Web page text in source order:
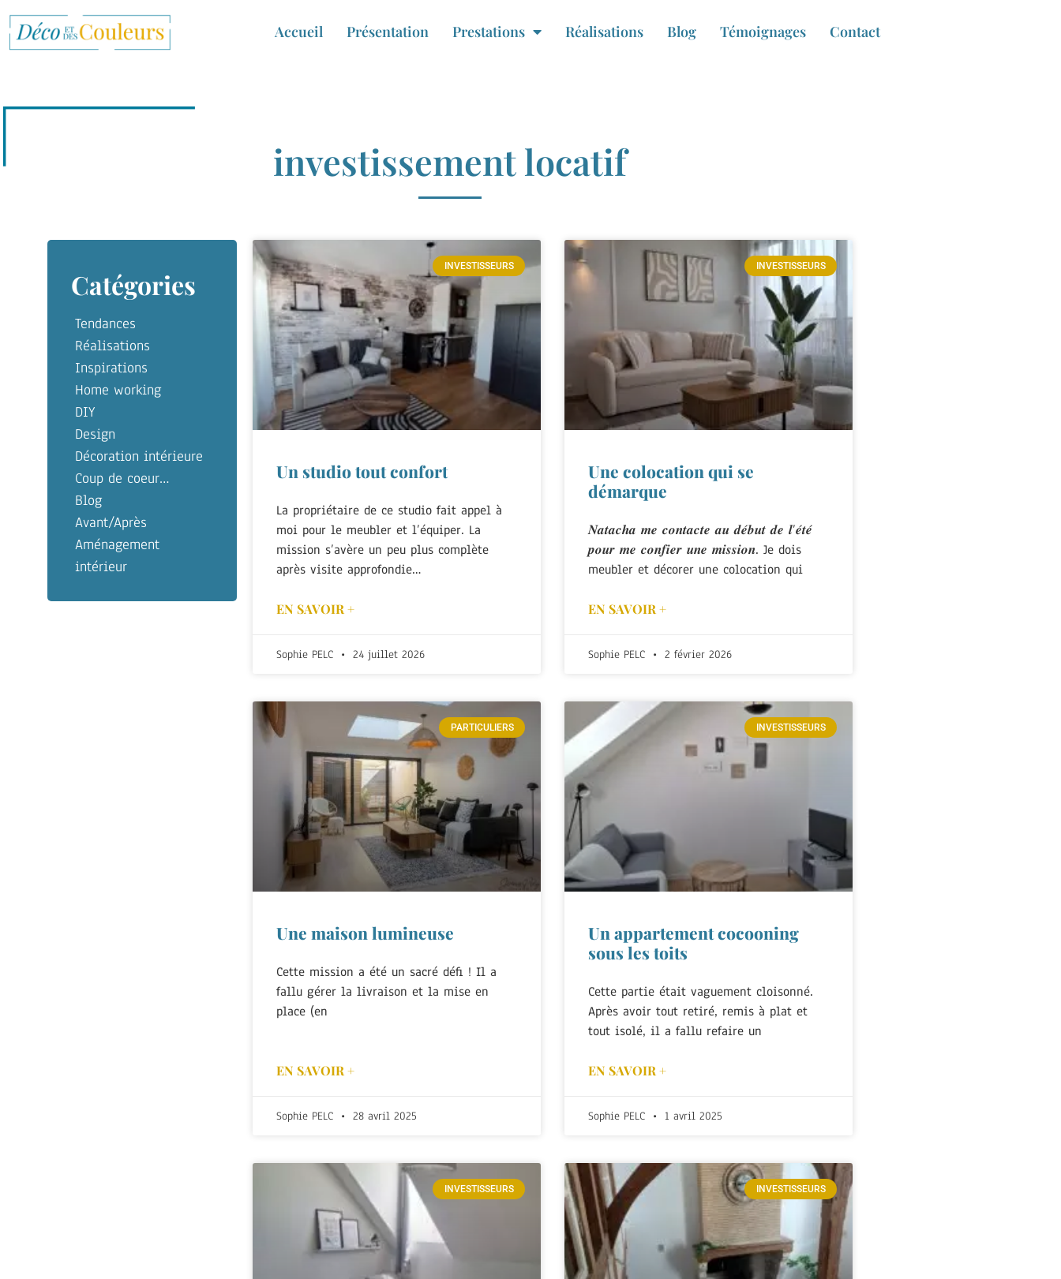
Accueil Présentation Prestations Réalisations Blog Témoignages Contact
investissement locatif
Catégories
Tendances
Réalisations
Inspirations
Home working
DIY
Design
Décoration intérieure
Coup de coeur…
Blog
Avant/Après
Aménagement
intérieur
INVESTISSEURS
Un studio tout confort
La propriétaire de ce studio fait appel à
moi pour le meubler et l’équiper. La
mission s’avère un peu plus complète
après visite approfondie…
EN SAVOIR +
Sophie PELC 24 juillet 2026
INVESTISSEURS
Une colocation qui se
démarque
𝑵𝒂𝒕𝒂𝒄𝒉𝒂 𝒎𝒆 𝒄𝒐𝒏𝒕𝒂𝒄𝒕𝒆 𝒂𝒖 𝒅𝒆́𝒃𝒖𝒕 𝒅𝒆 𝒍’𝒆́𝒕𝒆́
𝒑𝒐𝒖𝒓 𝒎𝒆 𝒄𝒐𝒏𝒇𝒊𝒆𝒓 𝒖𝒏𝒆 𝒎𝒊𝒔𝒔𝒊𝒐𝒏. Je dois
meubler et décorer une colocation qui
EN SAVOIR +
Sophie PELC 2 février 2026
PARTICULIERS
Une maison lumineuse
Cette mission a été un sacré défi ! Il a
fallu gérer la livraison et la mise en
place (en
EN SAVOIR +
Sophie PELC 28 avril 2025
INVESTISSEURS
Un appartement cocooning
sous les toits
Cette partie était vaguement cloisonné.
Après avoir tout retiré, remis à plat et
tout isolé, il a fallu refaire un
EN SAVOIR +
Sophie PELC 1 avril 2025
INVESTISSEURS INVESTISSEURS